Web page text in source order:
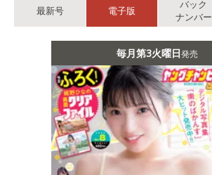
最新号 電子版
バック
ナンバー
毎月第3火曜日発売